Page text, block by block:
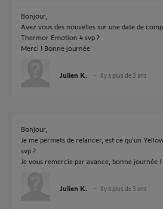
Bonjour,
Avez vous des nouvelles sur une date de
Thermor Emotion 4 svp ?
Merci ! Bonne journée
Julien K. il y a plus de 3 ans
Bonjour,
Je me permets de relancer, est ce qu'un
svp ?
Je vous remercie par avance, bonne journée !
Julien K. il y a plus de 3 ans